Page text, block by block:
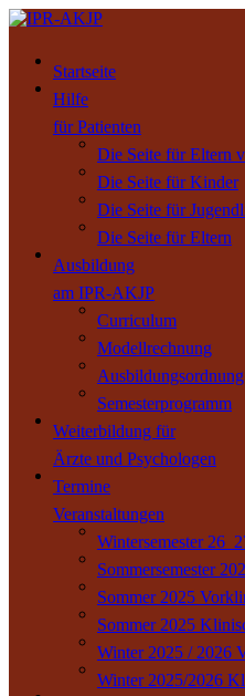
Startseite
Hilfe
für Patienten
Die Seite für Eltern
Die Seite für Kinder
Die Seite für
Die Seite für Eltern
Ausbildung
am IPR-AKJP
Curriculum
Modellrechnung
Ausbildungsordnung
Semesterprogramm
Weiterbildung für
Ärzte und Psychologen
Termine
Veranstaltungen
Wintersemester
Sommersemester
Sommer 2025
Sommer 2025
Winter 2025 / 2026
Winter 2025/2026